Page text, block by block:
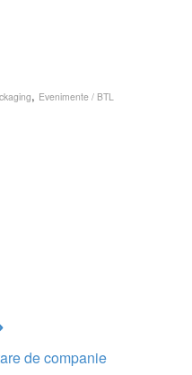
, Evenimente / BTL
de companie